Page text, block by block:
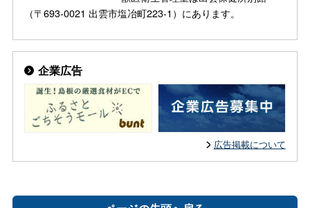
（〒693-0021 出雲市塩冶町223-1）にあります。
企業広告
広告掲載について